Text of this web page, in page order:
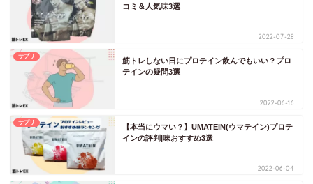
コミ＆人気味3選
2022-07-28
サプリ
筋トレしない日にプロテイン飲んでもいい？プロ
テインの疑問3選
2022-06-16
サプリ
【本当にウマい？】UMATEIN(ウマテイン)プロテ
インの評判|味おすすめ3選
2022-06-04